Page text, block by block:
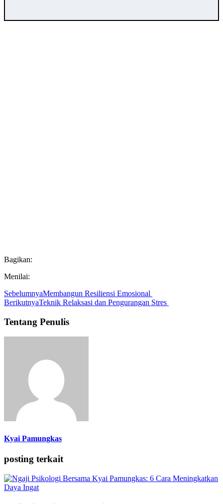
Bagikan:
Menilai:
SebelumnyaMembangun Resiliensi Emosional
BerikutnyaTeknik Relaksasi dan Pengurangan Stres
Tentang Penulis
Kyai Pamungkas
posting terkait